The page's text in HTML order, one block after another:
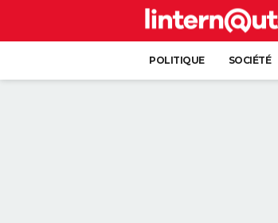
POLITIQUE SOCIÉTÉ